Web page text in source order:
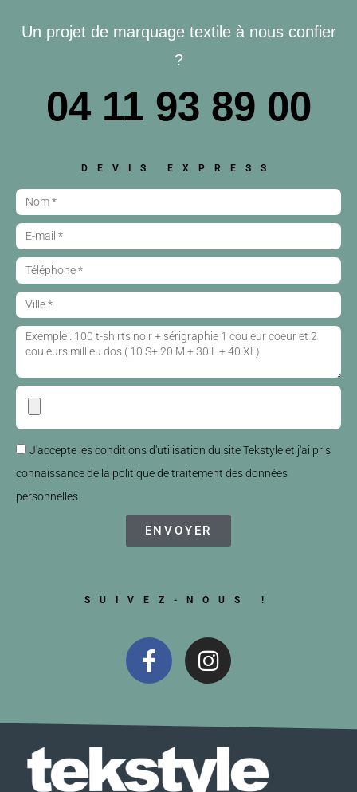
Un projet de marquage textile à nous confier
?
04 11 93 89 00
DEVIS EXPRESS
J'accepte les conditions d'utilisation du site Tekstyle et j'ai pris
connaissance de la politique de traitement des données
personnelles.
ENVOYER
SUIVEZ-NOUS !